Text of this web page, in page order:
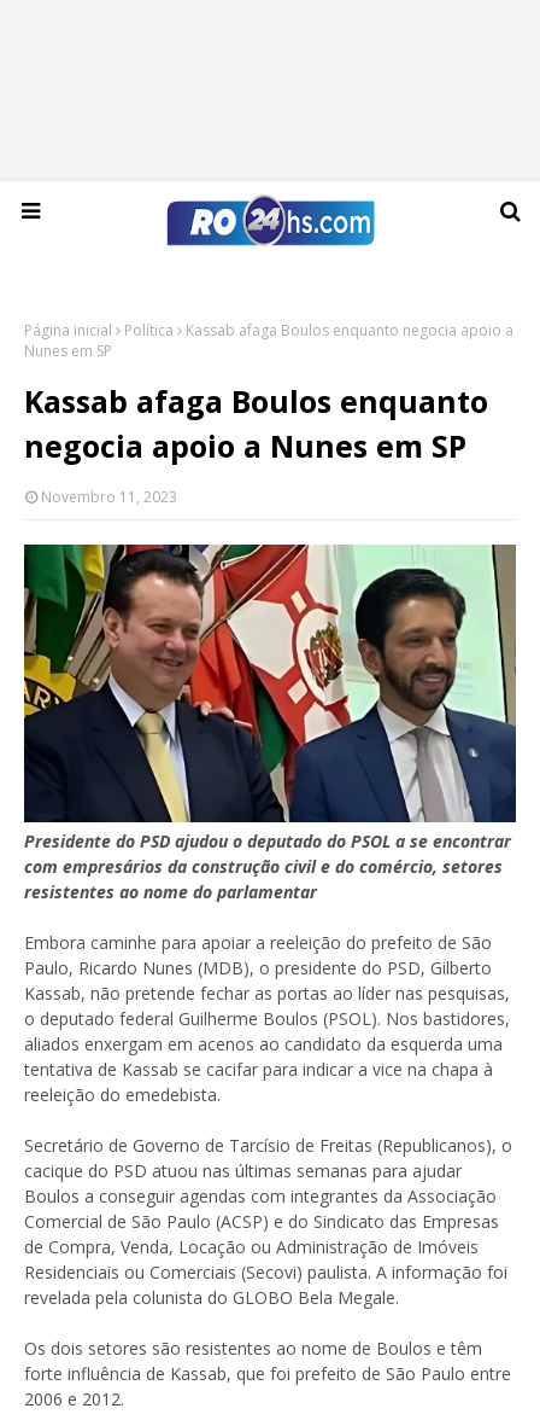
Sexta-feira, 07 de agosto de 2026
Página inicial Política
Kassab afaga Boulos enquanto negocia apoio a
Nunes em SP
Kassab afaga Boulos enquanto
negocia apoio a Nunes em SP
Novembro 11, 2023
Presidente do PSD ajudou o deputado do PSOL a se encontrar
com empresários da construção civil e do comércio, setores
resistentes ao nome do parlamentar
Embora caminhe para apoiar a reeleição do prefeito de São
Paulo, Ricardo Nunes (MDB), o presidente do PSD, Gilberto
Kassab, não pretende fechar as portas ao líder nas pesquisas,
o deputado federal Guilherme Boulos (PSOL). Nos bastidores,
aliados enxergam em acenos ao candidato da esquerda uma
tentativa de Kassab se cacifar para indicar a vice na chapa à
reeleição do emedebista.
Secretário de Governo de Tarcísio de Freitas (Republicanos), o
cacique do PSD atuou nas últimas semanas para ajudar
Boulos a conseguir agendas com integrantes da Associação
Comercial de São Paulo (ACSP) e do Sindicato das Empresas
de Compra, Venda, Locação ou Administração de Imóveis
Residenciais ou Comerciais (Secovi) paulista. A informação foi
revelada pela colunista do GLOBO Bela Megale.
Os dois setores são resistentes ao nome de Boulos e têm
forte influência de Kassab, que foi prefeito de São Paulo entre
2006 e 2012.